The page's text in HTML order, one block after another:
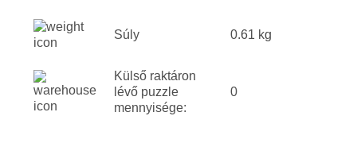
Súly 0.61 kg
Külső raktáron
lévő puzzle
mennyisége:
0